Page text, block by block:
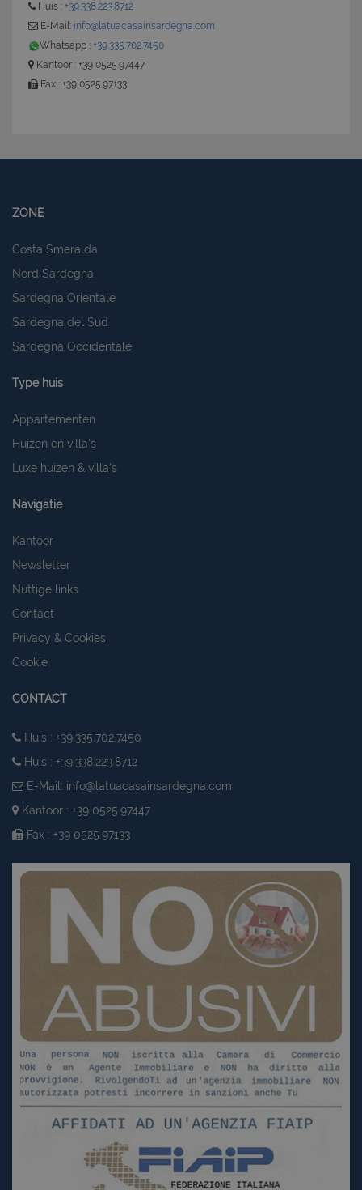
Huis : +39.338.223.8712
E-Mail: info@latuacasainsardegna.com
Whatsapp : +39.335.702.7450
Kantoor : +39 0525.97447
Fax : +39 0525.97133
ZONE
Costa Smeralda
Nord Sardegna
Sardegna Orientale
Sardegna del Sud
Sardegna Occidentale
Type huis
Appartementen
Huizen en villa's
Luxe huizen & villa's
Navigatie
Kantoor
Newsletter
Nuttige links
Contact
Privacy & Cookies
Cookie
CONTACT
Huis : +39.335.702.7450
Huis : +39.338.223.8712
E-Mail: info@latuacasainsardegna.com
Kantoor : +39 0525.97447
Fax : +39 0525.97133